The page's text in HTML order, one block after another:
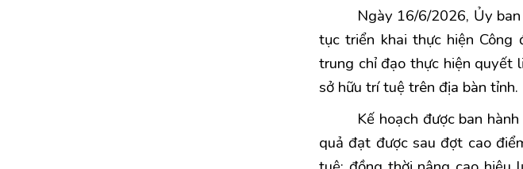
Ngày 16/6/2026, Ủy
tục triển khai thực hiện
trung chỉ đạo thực hiện quyết
sở hữu trí tuệ trên địa bàn tỉnh.
Kế hoạch được ban
quả đạt được sau đợt cao